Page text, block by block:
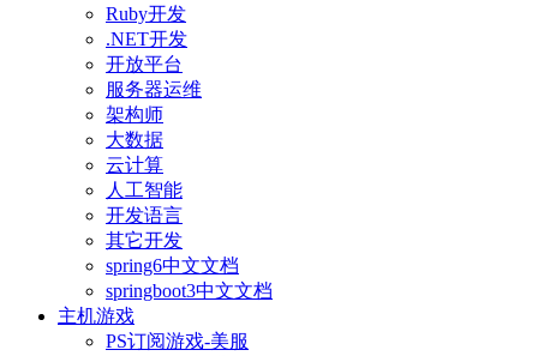
Ruby开发
.NET开发
开放平台
服务器运维
架构师
大数据
云计算
人工智能
开发语言
其它开发
spring6中文文档
springboot3中文文档
主机游戏
PS订阅游戏-美服